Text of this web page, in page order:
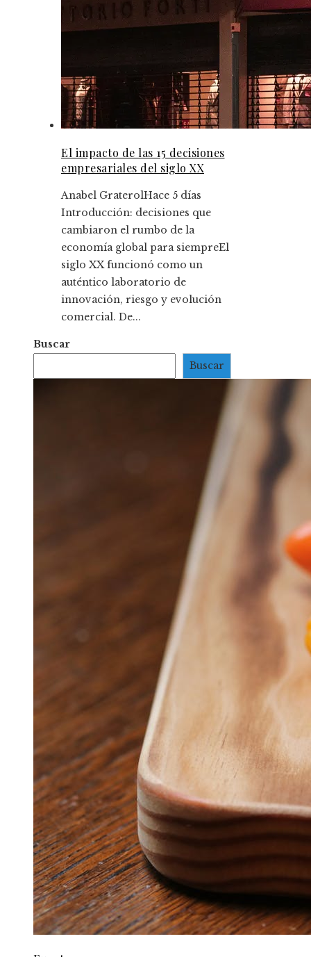
El impacto de las 15 decisiones
empresariales del siglo XX
Anabel GraterolHace 5 días
Introducción: decisiones que
cambiaron el rumbo de la
economía global para siempreEl
siglo XX funcionó como un
auténtico laboratorio de
innovación, riesgo y evolución
comercial. De...
Buscar
Buscar